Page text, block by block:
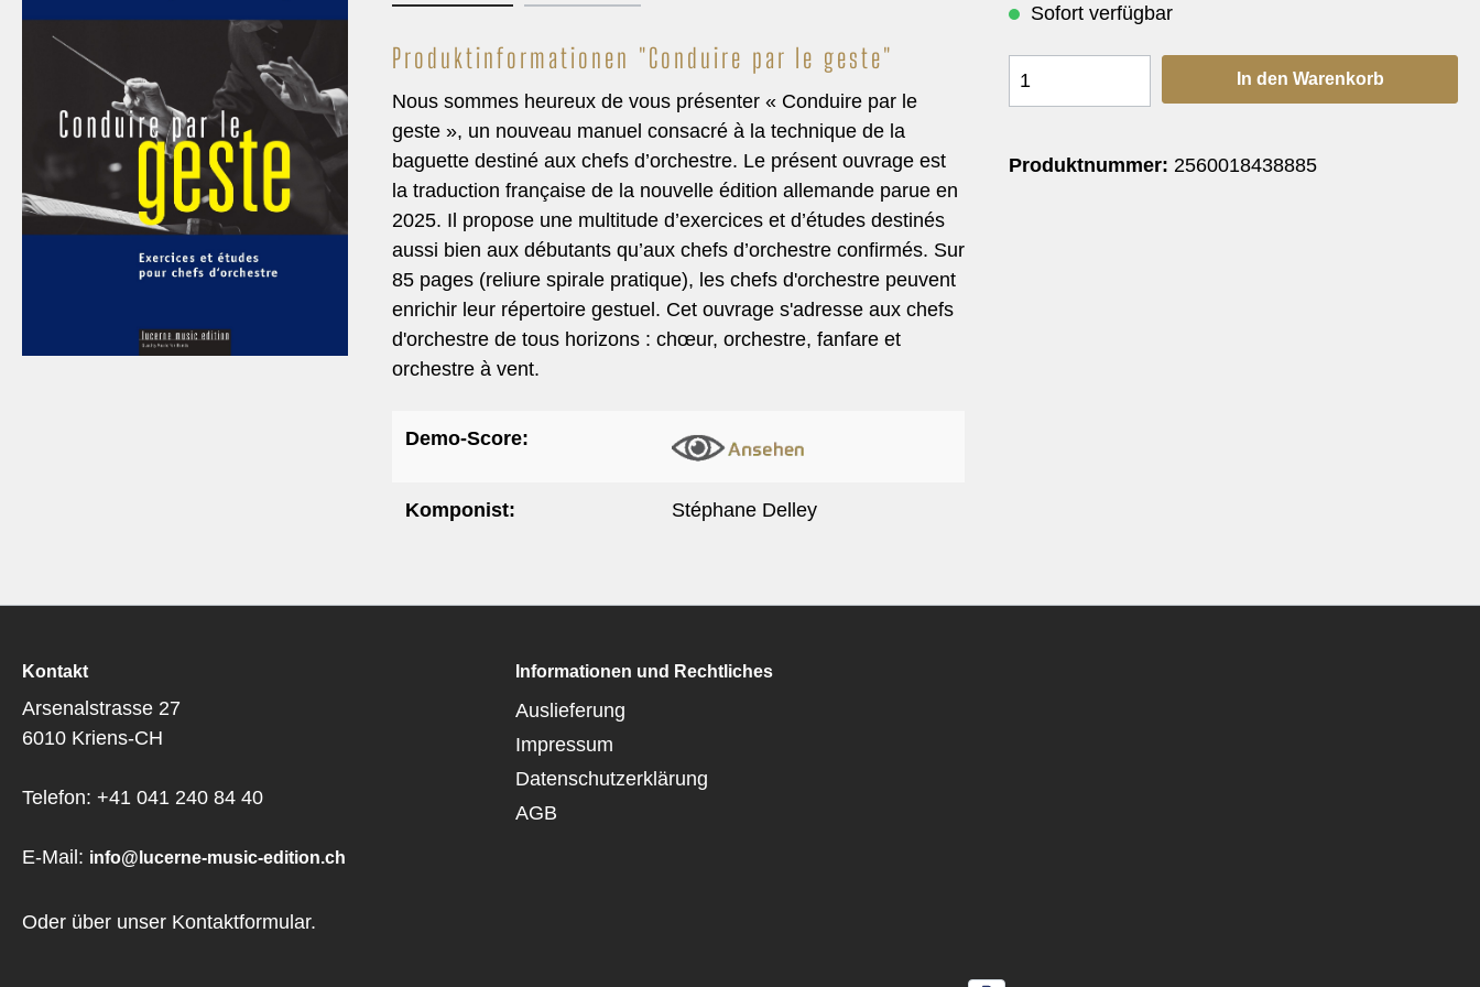
Originalwerke
Gesang/Chor & Brass Band
Solo & Duette
Rumantsch
Lied, Choral, Hymne
Eröffnungswerke
Originalwerke
Gesang/Chor & Concert Band
Solo & Duette
Rumantsch
Lied, Choral, Hymne
Klassik
Eröffnungswerke
Marschformat
Brass Quintet
Brass Sextet
Ten Piece
Large Brass Ensemble
Flex Ensemble
Produktinformationen "Conduire par le geste"
Nous sommes heureux de vous présenter « Conduire par le
geste », un nouveau manuel consacré à la technique de la
baguette destiné aux chefs d’orchestre. Le présent ouvrage est
la traduction française de la nouvelle édition allemande parue en
2025. Il propose une multitude d’exercices et d’études destinés
aussi bien aux débutants qu’aux chefs d’orchestre confirmés. Sur
85 pages (reliure spirale pratique), les chefs d'orchestre peuvent
enrichir leur répertoire gestuel. Cet ouvrage s'adresse aux chefs
d'orchestre de tous horizons : chœur, orchestre, fanfare et
orchestre à vent.
Demo-Score:
Komponist: Stéphane Delley
Sofort verfügbar
In den Warenkorb
Produktnummer: 2560018438885
Kontakt
Arsenalstrasse 27
6010 Kriens-CH
Telefon: +41 041 240 84 40
E-Mail: info@lucerne-music-edition.ch
Oder über unser Kontaktformular.
Informationen und Rechtliches
Auslieferung
Impressum
Datenschutzerklärung
AGB